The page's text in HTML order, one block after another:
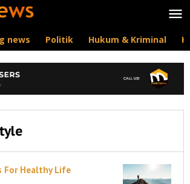
news Politik Hukum & Kriminal
For Healthy Life